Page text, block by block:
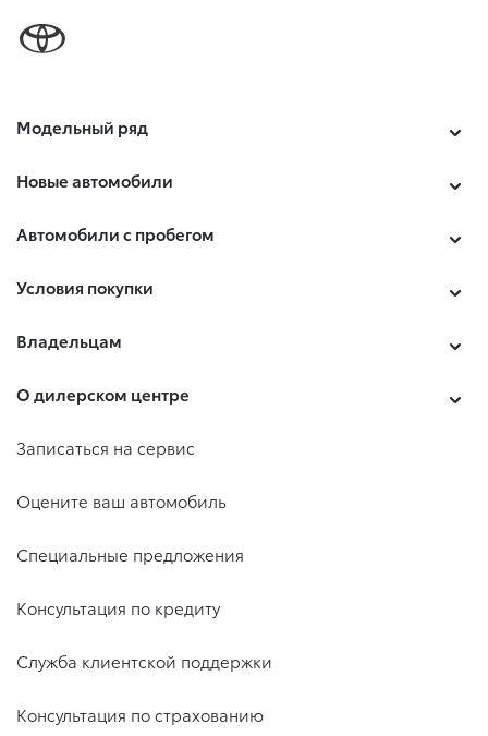
Модельный ряд
Новые автомобили
Автомобили с пробегом
Условия покупки
Владельцам
О дилерском центре
Записаться на сервис
Оцените ваш автомобиль
Специальные предложения
Консультация по кредиту
Служба клиентской поддержки
Консультация по страхованию